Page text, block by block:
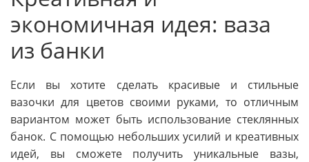
экономичная идея: ваза
из банки
Если вы хотите сделать красивые и стильные
вазочки для цветов своими руками, то отличным
вариантом может быть использование стеклянных
банок. С помощью небольших усилий и креативных
идей, вы сможете получить уникальные вазы,